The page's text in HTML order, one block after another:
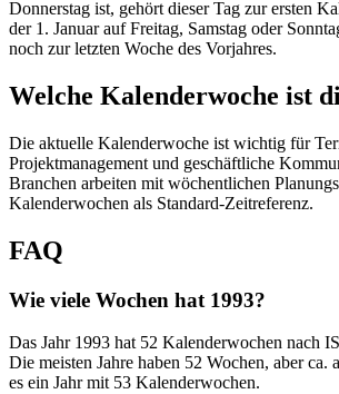
Donnerstag ist, gehört dieser Tag zur ersten
der 1. Januar auf Freitag, Samstag oder
noch zur letzten Woche des Vorjahres.
Welche Kalenderwoche ist
Die aktuelle Kalenderwoche ist wichtig für
Projektmanagement und geschäftliche
Branchen arbeiten mit wöchentlichen
Kalenderwochen als Standard-Zeitreferenz.
FAQ
Wie viele Wochen hat 1993?
Das Jahr 1993 hat 52 Kalenderwochen nach
Die meisten Jahre haben 52 Wochen, aber ca.
es ein Jahr mit 53 Kalenderwochen.